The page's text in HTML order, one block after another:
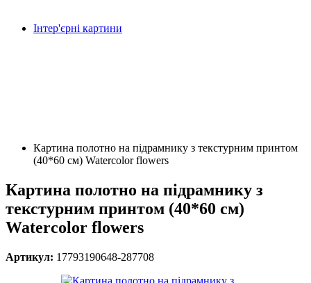
Інтер'єрні картини
Картина полотно на підрамнику з текстурним принтом
(40*60 см) Watercolor flowers
Картина полотно на підрамнику з
текстурним принтом (40*60 см)
Watercolor flowers
Артикул: 17793190648-287708